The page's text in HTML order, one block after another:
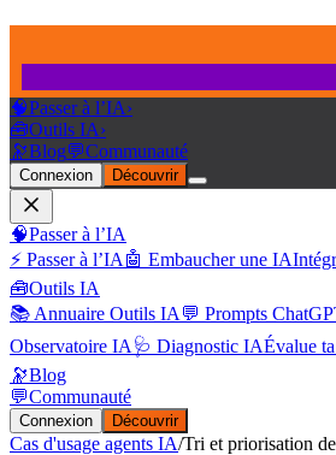
🧠Passer à l’IA›
🧰Outils IA›
🔭Blog💬Communauté
Connexion Découvrir
🧠Passer à l’IA
⚡ Passer à l’IA 🤖 Embaucher une IA
🧰Outils IA
📚 Annuaire Outils IA 💬 Prompts
Observatoire IA 🩺 Diagnostic IAÉvalue
🔭Blog
💬Communauté
Connexion Découvrir
Cas d'usage agents IA/Tri et priorisation